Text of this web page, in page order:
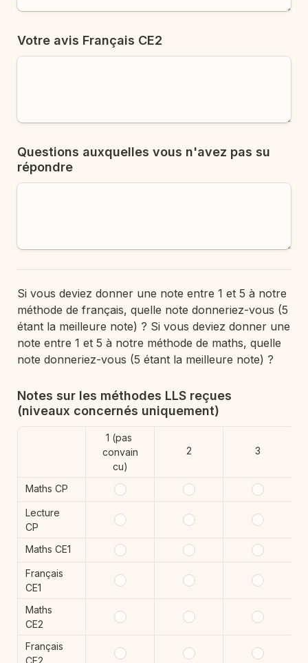
Votre avis Français CE2
Questions auxquelles vous n'avez pas su
répondre
Si vous deviez donner une note entre 1 et 5 à notre
méthode de français, quelle note donneriez-vous (5
étant la meilleure note) ? Si vous deviez donner une
note entre 1 et 5 à notre méthode de maths, quelle
note donneriez-vous (5 étant la meilleure note) ?
Notes sur les méthodes LLS reçues
(niveaux concernés uniquement)
1 (pas
convain
cu)
2 3
Maths CP
Lecture
CP
Maths CE1
Français
CE1
Maths
CE2
Français
CE2